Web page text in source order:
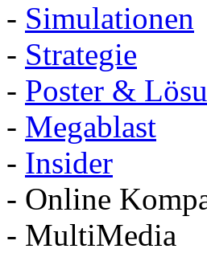
- Simulationen
- Strategie
- Poster &
- Megablast
- Insider
- Online
- MultiMedia